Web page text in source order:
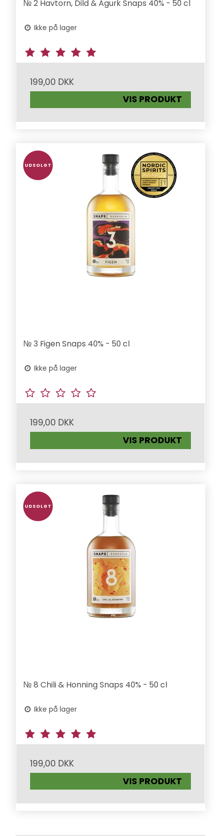
№ 2 Havtorn, Dild & Agurk Snaps 40% - 50 cl
Ikke på lager
199,00 DKK
VIS PRODUKT
UDSOLGT
№ 3 Figen Snaps 40% - 50 cl
Ikke på lager
199,00 DKK
VIS PRODUKT
UDSOLGT
№ 8 Chili & Honning Snaps 40% - 50 cl
Ikke på lager
199,00 DKK
VIS PRODUKT